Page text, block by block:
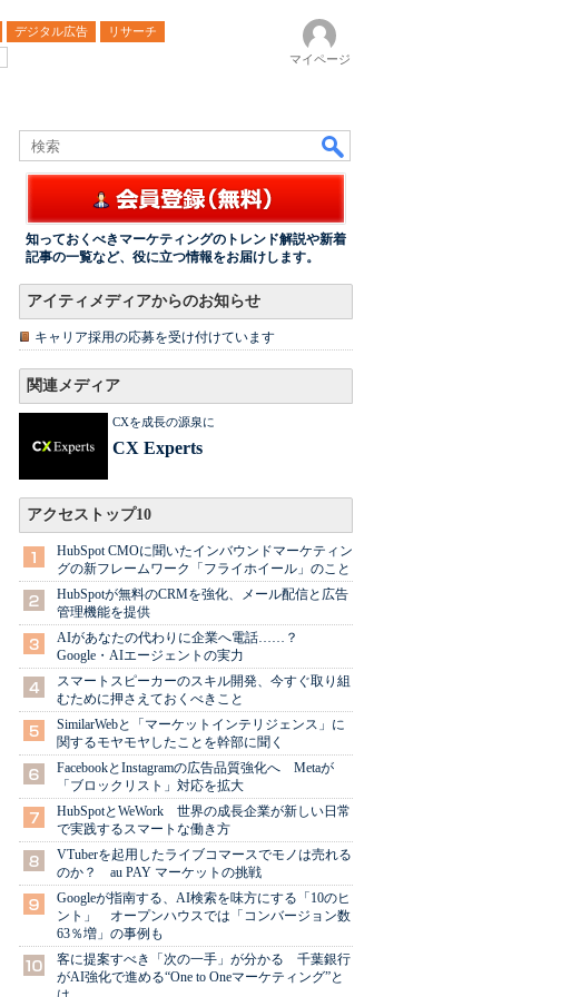
デジタル広告
リサーチ
マイページ
知っておくべきマーケティングのトレンド解説や新着
記事の一覧など、役に立つ情報をお届けします。
アイティメディアからのお知らせ
キャリア採用の応募を受け付けています
関連メディア
CXを成長の源泉に
CX Experts
アクセストップ10
HubSpot CMOに聞いたインバウンドマーケティン
グの新フレームワーク「フライホイール」のこと
HubSpotが無料のCRMを強化、メール配信と広告
管理機能を提供
AIがあなたの代わりに企業へ電話……？
Google・AIエージェントの実力
スマートスピーカーのスキル開発、今すぐ取り組
むために押さえておくべきこと
SimilarWebと「マーケットインテリジェンス」に
関するモヤモヤしたことを幹部に聞く
FacebookとInstagramの広告品質強化へ Metaが
「ブロックリスト」対応を拡大
HubSpotとWeWork 世界の成長企業が新しい日常
で実践するスマートな働き方
VTuberを起用したライブコマースでモノは売れる
のか？ au PAY マーケットの挑戦
Googleが指南する、AI検索を味方にする「10のヒ
ント」 オープンハウスでは「コンバージョン数
63％増」の事例も
客に提案すべき「次の一手」が分かる 千葉銀行
がAI強化で進める“One to Oneマーケティング”と